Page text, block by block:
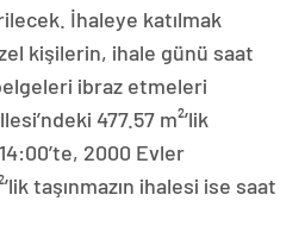
İhaleye katılmak
kişilerin, ihale günü saat
ibraz etmeleri
477.57 m²’lik
2000 Evler
taşınmazın ihalesi ise saat